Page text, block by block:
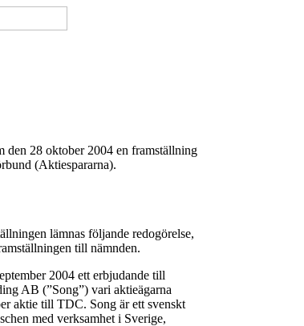
den 28 oktober 2004 en framställning
(Aktiespararna).
lämnas följande redogörelse,
till nämnden.
2004 ett erbjudande till
AB (”Song”) vari aktieägarna
aktie till TDC. Song är ett svenskt
med verksamhet i Sverige,